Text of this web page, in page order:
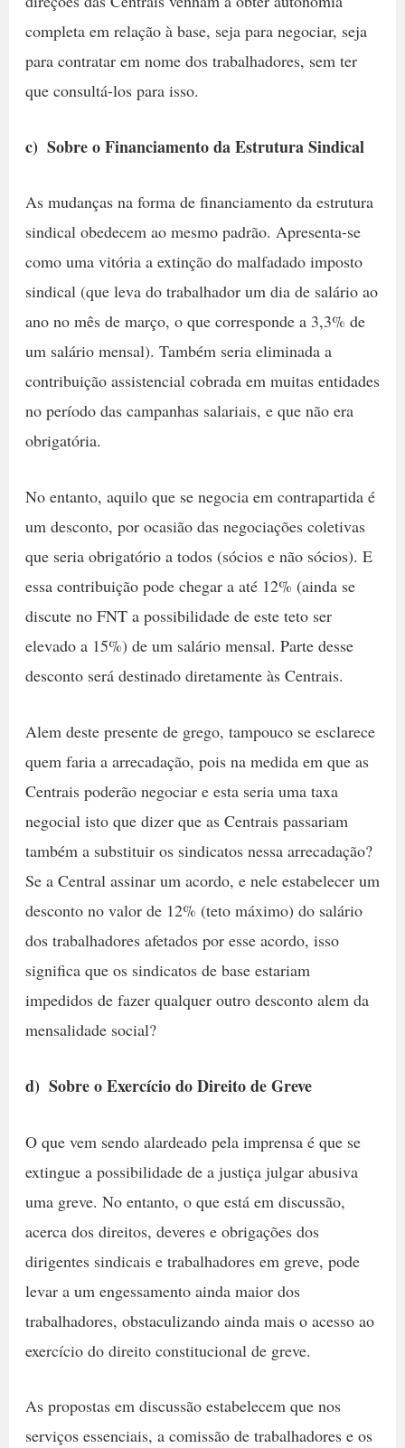
completa em relação à base, seja para negociar, seja
para contratar em nome dos trabalhadores, sem ter
que consultá-los para isso.
c)  Sobre o Financiamento da Estrutura Sindical
As mudanças na forma de financiamento da estrutura
sindical obedecem ao mesmo padrão. Apresenta-se
como uma vitória a extinção do malfadado imposto
sindical (que leva do trabalhador um dia de salário ao
ano no mês de março, o que corresponde a 3,3% de
um salário mensal). Também seria eliminada a
contribuição assistencial cobrada em muitas entidades
no período das campanhas salariais, e que não era
obrigatória.
No entanto, aquilo que se negocia em contrapartida é
um desconto, por ocasião das negociações coletivas
que seria obrigatório a todos (sócios e não sócios). E
essa contribuição pode chegar a até 12% (ainda se
discute no FNT a possibilidade de este teto ser
elevado a 15%) de um salário mensal. Parte desse
desconto será destinado diretamente às Centrais.
Alem deste presente de grego, tampouco se esclarece
quem faria a arrecadação, pois na medida em que as
Centrais poderão negociar e esta seria uma taxa
negocial isto que dizer que as Centrais passariam
também a substituir os sindicatos nessa arrecadação?
Se a Central assinar um acordo, e nele estabelecer um
desconto no valor de 12% (teto máximo) do salário
dos trabalhadores afetados por esse acordo, isso
significa que os sindicatos de base estariam
impedidos de fazer qualquer outro desconto alem da
mensalidade social?
d)  Sobre o Exercício do Direito de Greve
O que vem sendo alardeado pela imprensa é que se
extingue a possibilidade de a justiça julgar abusiva
uma greve. No entanto, o que está em discussão,
acerca dos direitos, deveres e obrigações dos
dirigentes sindicais e trabalhadores em greve, pode
levar a um engessamento ainda maior dos
trabalhadores, obstaculizando ainda mais o acesso ao
exercício do direito constitucional de greve.
As propostas em discussão estabelecem que nos
serviços essenciais, a comissão de trabalhadores e os